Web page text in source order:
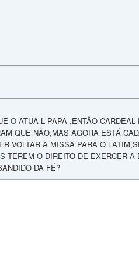
O ATUA L PAPA ,ENTÃO
QUE NÃO,MAS AGORA ESTÁ
VOLTAR A MISSA PARA O
TEREM O DIREITO DE EXERCER A
DA FÉ?